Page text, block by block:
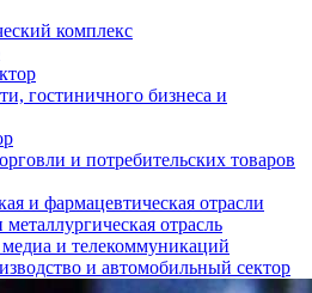
комплекс
гостиничного бизнеса и
и потребительских товаров
и фармацевтическая отрасли
отрасль
и телекоммуникаций
и автомобильный сектор